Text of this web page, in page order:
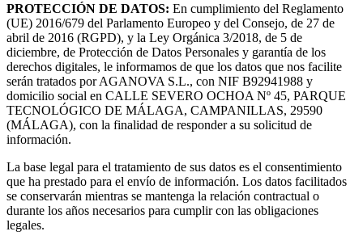
PROTECCIÓN DE DATOS: En cumplimiento del Reglamento
(UE) 2016/679 del Parlamento Europeo y del Consejo, de 27 de
abril de 2016 (RGPD), y la Ley Orgánica 3/2018, de 5 de
diciembre, de Protección de Datos Personales y garantía de los
derechos digitales, le informamos de que los datos que nos facilite
serán tratados por AGANOVA S.L., con NIF B92941988 y
domicilio social en CALLE SEVERO OCHOA Nº 45, PARQUE
TECNOLÓGICO DE MÁLAGA, CAMPANILLAS, 29590
(MÁLAGA), con la finalidad de responder a su solicitud de
información.
La base legal para el tratamiento de sus datos es el consentimiento
que ha prestado para el envío de información. Los datos facilitados
se conservarán mientras se mantenga la relación contractual o
durante los años necesarios para cumplir con las obligaciones
legales.